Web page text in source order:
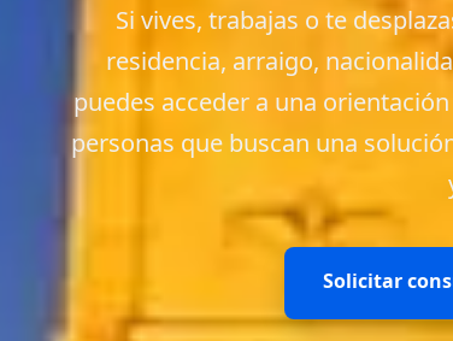
Si vives, trabajas o te
residencia, arraigo,
puedes acceder a una
personas que buscan una
Solicitar